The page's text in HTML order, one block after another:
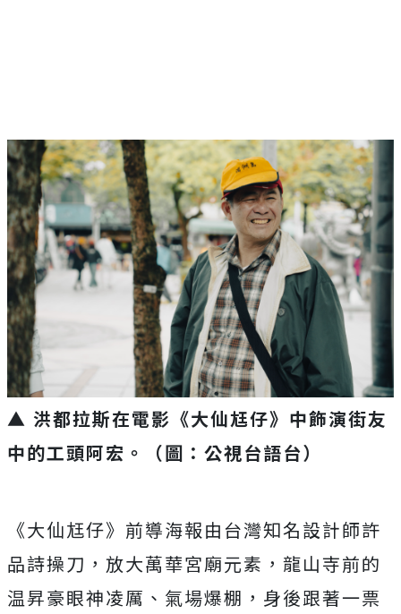
▲ 洪都拉斯在電影《大仙尪仔》中飾演街友
中的工頭阿宏。（圖：公視台語台）
《大仙尪仔》前導海報由台灣知名設計師許
品詩操刀， 放大萬華宮廟元素，龍山寺前的
温昇豪眼神凌厲、氣場爆棚， 身後跟著一票